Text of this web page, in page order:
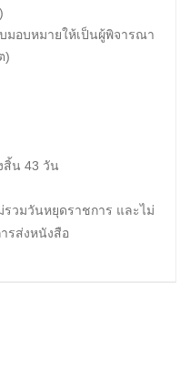
มอบหมายให้เป็นผู้พิจารณา
)
สิ้น 43 วัน
วมวันหยุดราชการ และไม่
รส่งหนังสือ